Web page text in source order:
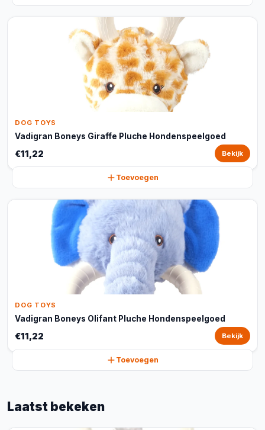
DOG TOYS
Vadigran Boneys Giraffe Pluche Hondenspeelgoed
€11,22 Bekijk
Toevoegen
DOG TOYS
Vadigran Boneys Olifant Pluche Hondenspeelgoed
€11,22 Bekijk
Toevoegen
Laatst bekeken